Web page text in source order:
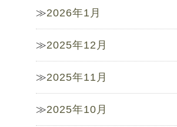
2026年1月
2025年12月
2025年11月
2025年10月